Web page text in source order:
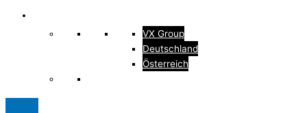
VX Group
Deutschland
Österreich